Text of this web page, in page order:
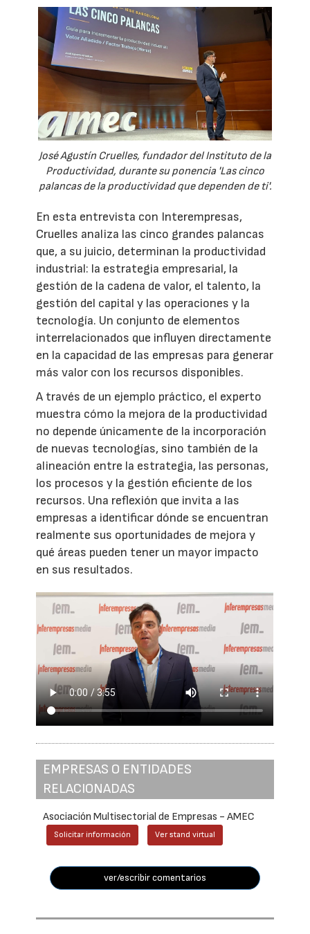
José Agustín Cruelles, fundador del Instituto de la
Productividad, durante su ponencia 'Las cinco
palancas de la productividad que dependen de ti'.
En esta entrevista con Interempresas,
Cruelles analiza las cinco grandes palancas
que, a su juicio, determinan la productividad
industrial: la estrategia empresarial, la
gestión de la cadena de valor, el talento, la
gestión del capital y las operaciones y la
tecnología. Un conjunto de elementos
interrelacionados que influyen directamente
en la capacidad de las empresas para generar
más valor con los recursos disponibles.
A través de un ejemplo práctico, el experto
muestra cómo la mejora de la productividad
no depende únicamente de la incorporación
de nuevas tecnologías, sino también de la
alineación entre la estrategia, las personas,
los procesos y la gestión eficiente de los
recursos. Una reflexión que invita a las
empresas a identificar dónde se encuentran
realmente sus oportunidades de mejora y
qué áreas pueden tener un mayor impacto
en sus resultados.
EMPRESAS O ENTIDADES
RELACIONADAS
Asociación Multisectorial de Empresas - AMEC
Solicitar información Ver stand virtual
ver/escribir comentarios